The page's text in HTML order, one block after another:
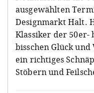
ausgewählten
Designmarkt Halt.
Klassiker der 50er-
bisschen Glück
ein richtiges
Stöbern und